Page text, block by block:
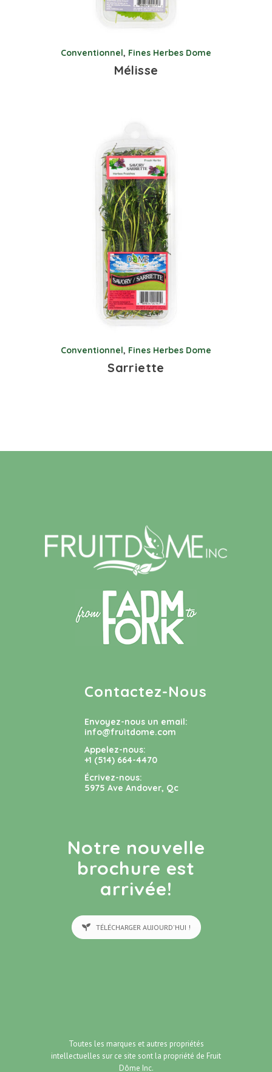
Conventionnel, Fines Herbes Dome
Mélisse
Conventionnel, Fines Herbes Dome
Sarriette
Contactez-Nous
Envoyez-nous un email:
info@fruitdome.com
Appelez-nous:
+1 (514) 664-4470
Écrivez-nous:
5975 Ave Andover, Qc
Notre nouvelle
brochure est
arrivée!
TÉLÉCHARGER AUJOURD'HUI !
Toutes les marques et autres propriétés
intellectuelles sur ce site sont la propriété de Fruit
Dôme Inc.